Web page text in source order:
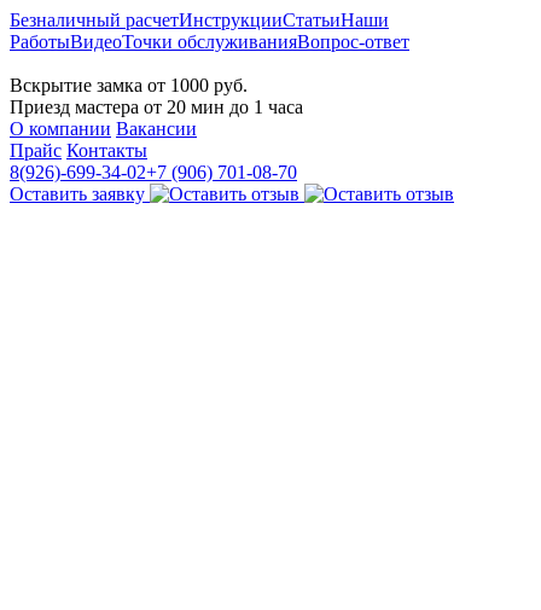
Безналичный расчетИнструкцииСтатьиНаши
РаботыВидеоТочки обслуживанияВопрос-ответ
Вскрытие замка от 1000 руб.
Приезд мастера от 20 мин до 1 часа
О компании Вакансии
Прайс Контакты
8(926)-699-34-02+7 (906) 701-08-70
Оставить заявку